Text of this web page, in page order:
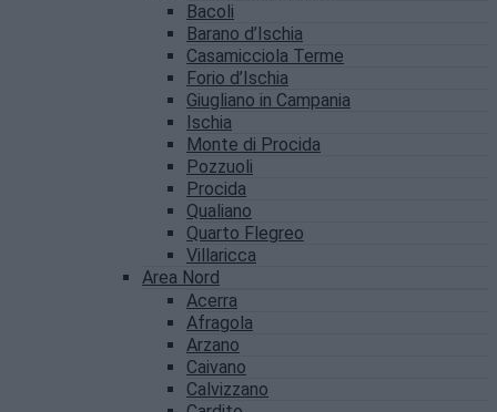
Bacoli
Barano d’Ischia
Casamicciola Terme
Forio d’Ischia
Giugliano in Campania
Ischia
Monte di Procida
Pozzuoli
Procida
Qualiano
Quarto Flegreo
Villaricca
Area Nord
Acerra
Afragola
Arzano
Caivano
Calvizzano